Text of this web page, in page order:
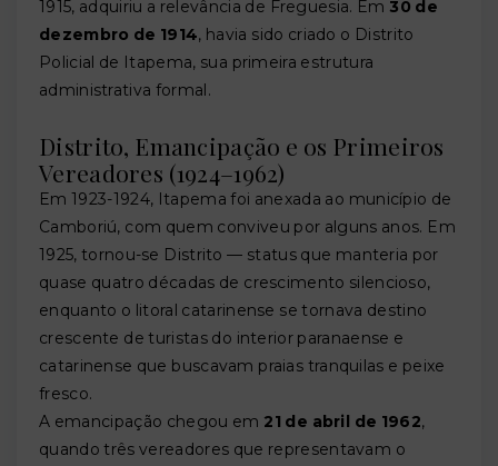
1915, adquiriu a relevância de Freguesia. Em 30 de
dezembro de 1914, havia sido criado o Distrito
Policial de Itapema, sua primeira estrutura
administrativa formal.
Distrito, Emancipação e os Primeiros
Vereadores (1924–1962)
Em 1923-1924, Itapema foi anexada ao município de
Camboriú, com quem conviveu por alguns anos. Em
1925, tornou-se Distrito — status que manteria por
quase quatro décadas de crescimento silencioso,
enquanto o litoral catarinense se tornava destino
crescente de turistas do interior paranaense e
catarinense que buscavam praias tranquilas e peixe
fresco.
A emancipação chegou em 21 de abril de 1962,
quando três vereadores que representavam o